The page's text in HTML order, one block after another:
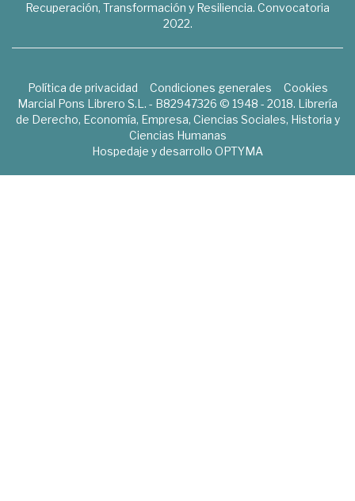
Recuperación, Transformación y Resiliencia. Convocatoria
2022.
Política de privacidad Condiciones generales
Cookies
Marcial Pons Librero S.L. - B82947326 © 1948 - 2018. Librería
de Derecho, Economía, Empresa, Ciencias Sociales, Historia y
Ciencias Humanas
Hospedaje y desarrollo OPTYMA